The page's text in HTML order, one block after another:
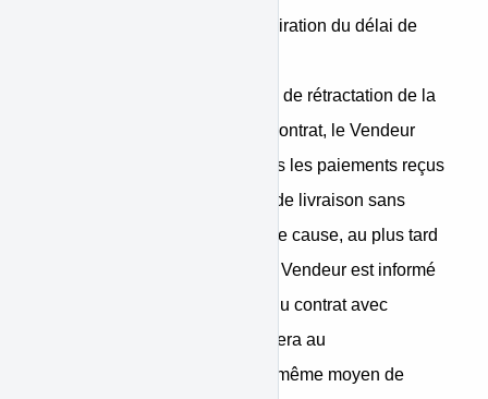
droit de rétractation avant l'expiration du délai de
• Effets de rétractation : En cas de rétractation de la
part de l’Acheteur du présent contrat, le Vendeur
remboursera l’Acheteur de tous les paiements reçus
de celui-ci, y compris les frais de livraison sans
retard excessif et en tout état de cause, au plus tard
3 jours à compter du jour où le Vendeur est informé
de la décision de rétractation du contrat avec
l’Acheteur. Le Vendeur procédera au
remboursement en utilisant le même moyen de